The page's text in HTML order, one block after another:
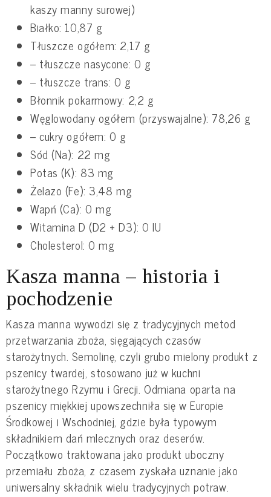
kaszy manny surowej)
Białko: 10,87 g
Tłuszcze ogółem: 2,17 g
– tłuszcze nasycone: 0 g
– tłuszcze trans: 0 g
Błonnik pokarmowy: 2,2 g
Węglowodany ogółem (przyswajalne): 78,26 g
– cukry ogółem: 0 g
Sód (Na): 22 mg
Potas (K): 83 mg
Żelazo (Fe): 3,48 mg
Wapń (Ca): 0 mg
Witamina D (D2 + D3): 0 IU
Cholesterol: 0 mg
Kasza manna – historia i
pochodzenie
Kasza manna wywodzi się z tradycyjnych metod
przetwarzania zboża, sięgających czasów
starożytnych. Semolinę, czyli grubo mielony produkt z
pszenicy twardej, stosowano już w kuchni
starożytnego Rzymu i Grecji. Odmiana oparta na
pszenicy miękkiej upowszechniła się w Europie
Środkowej i Wschodniej, gdzie była typowym
składnikiem dań mlecznych oraz deserów.
Początkowo traktowana jako produkt uboczny
przemiału zboża, z czasem zyskała uznanie jako
uniwersalny składnik wielu tradycyjnych potraw.